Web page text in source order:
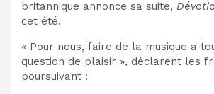
britannique annonce sa suite,
cet été.
« Pour nous, faire de la musique a
question de plaisir », déclarent les
poursuivant :